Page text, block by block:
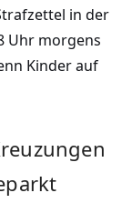
in der
Uhr morgens
Kinder auf